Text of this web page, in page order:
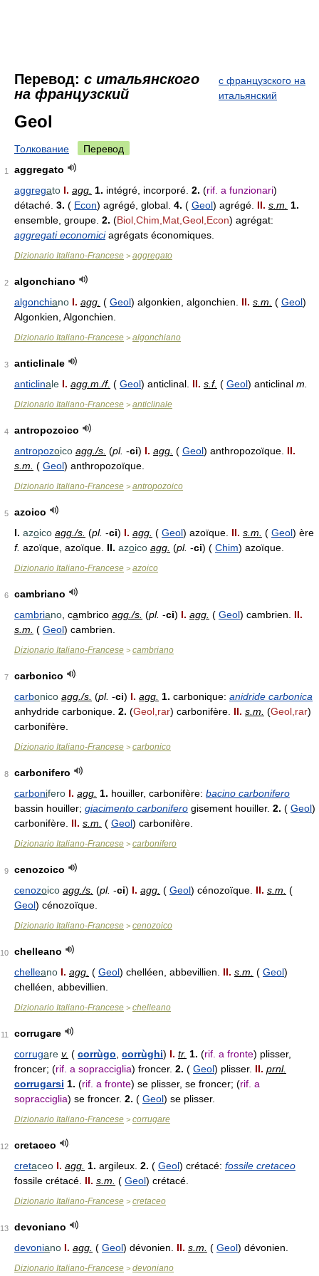
Перевод: с итальянского
на французский
с французского на
итальянский
Geol
Толкование Перевод
1
aggregato
aggregato I. agg. 1. intégré, incorporé. 2. (rif. a funzionari)
détaché. 3. ( Econ) agrégé, global. 4. ( Geol) agrégé. II. s.m.
1.
ensemble, groupe. 2. (Biol,Chim,Mat,Geol,Econ) agrégat:
aggregati economiciagrégats économiques.
Dizionario Italiano-Francese > aggregato
2
algonchiano
algonchiano I. agg. ( Geol) algonkien, algonchien. II. s.m. ( Geol)
Algonkien, Algonchien.
Dizionario Italiano-Francese > algonchiano
3
anticlinale
anticlinale I. agg.m./f. ( Geol) anticlinal. II. s.f. ( Geol) anticlinal m.
Dizionario Italiano-Francese > anticlinale
4
antropozoico
antropozoico agg./s. (pl. -ci) I. agg. ( Geol) anthropozoïque. II.
s.m. ( Geol) anthropozoïque.
Dizionario Italiano-Francese > antropozoico
5
azoico
I. azoico agg./s. (pl. -ci) I. agg. ( Geol) azoïque. II. s.m. ( Geol) ère
f. azoïque, azoïque. II. azoico agg. (pl. -ci) ( Chim) azoïque.
Dizionario Italiano-Francese > azoico
6
cambriano
cambriano , cambrico agg./s. (pl. -ci) I. agg. ( Geol) cambrien. II.
s.m. ( Geol) cambrien.
Dizionario Italiano-Francese > cambriano
7
carbonico
carbonico agg./s. (pl. -ci) I. agg. 1. carbonique: anidride carbonica
anhydride carbonique. 2. (Geol,rar) carbonifère. II. s.m. (Geol,rar)
carbonifère.
Dizionario Italiano-Francese > carbonico
8
carbonifero
carbonifero I. agg. 1. houiller, carbonifère: bacino carbonifero
bassin houiller; giacimento carbonifero gisement houiller. 2. ( Geol)
carbonifère. II. s.m. ( Geol) carbonifère.
Dizionario Italiano-Francese > carbonifero
9
cenozoico
cenozoico agg./s. (pl. -ci) I. agg. ( Geol) cénozoïque. II. s.m. (
Geol) cénozoïque.
Dizionario Italiano-Francese > cenozoico
10
chelleano
chelleano I. agg. ( Geol) chelléen, abbevillien. II. s.m. ( Geol)
chelléen, abbevillien.
Dizionario Italiano-Francese > chelleano
11
corrugare
corrugare v. ( corrùgo corrùghi) I. tr. 1. (rif. a fronte) plisser,
froncer; (rif. a sopracciglia) froncer. 2. ( Geol) plisser. II. prnl.
corrugarsi 1. (rif. a fronte) se plisser, se froncer; (rif. a
sopracciglia) se froncer. 2. ( Geol) se plisser.
Dizionario Italiano-Francese > corrugare
12
cretaceo
cretaceo I. agg. 1. argileux. 2. ( Geol) crétacé: fossile cretaceo
fossile crétacé. II. s.m. ( Geol) crétacé.
Dizionario Italiano-Francese > cretaceo
13
devoniano
devoniano I. agg. ( Geol) dévonien. II. s.m. ( Geol) dévonien.
Dizionario Italiano-Francese > devoniano